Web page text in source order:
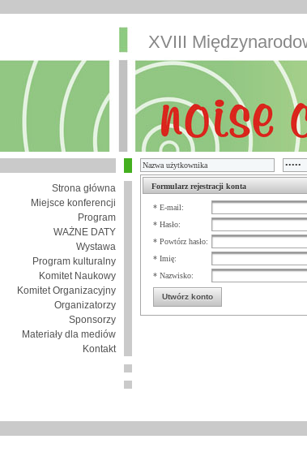
XVIII
Strona główna
Miejsce konferencji
Program
WAŻNE DATY
Wystawa
Program kulturalny
Komitet Naukowy
Komitet Organizacyjny
Organizatorzy
Sponsorzy
Materiały dla mediów
Kontakt
Formularz rejestracji konta
* E-mail:
* Hasło:
* Powtórz hasło:
* Imię:
* Nazwisko:
Utwórz konto